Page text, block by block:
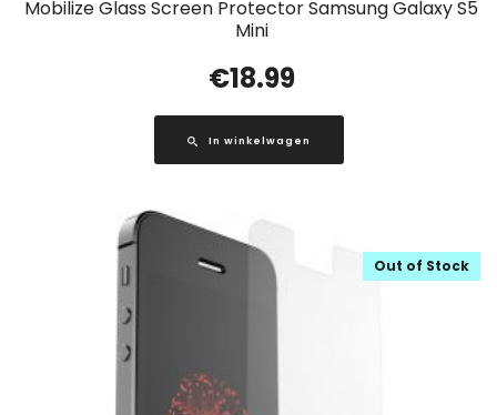
Mobilize Glass Screen Protector Samsung Galaxy S5
Mini
€18.99
In winkelwagen
Out of Stock